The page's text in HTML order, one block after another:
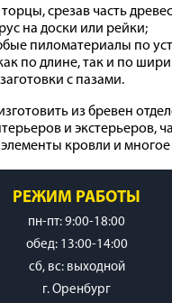
срезав часть
на доски или рейки;
пиломатериалы по
по длине, так и по
с пазами.
из бревен
и экстерьеров,
кровли и многое
РЕЖИМ РАБОТЫ
пн-пт: 9:00-18:00
обед: 13:00-14:00
cб, вс: выходной
г. Оренбург